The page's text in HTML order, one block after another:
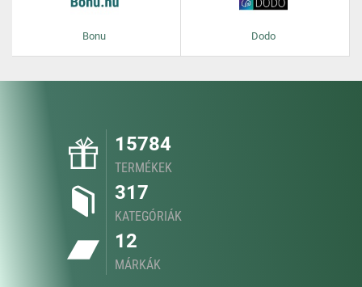
Bonu Dodo
15784
TERMÉKEK
317
KATEGÓRIÁK
12
MÁRKÁK